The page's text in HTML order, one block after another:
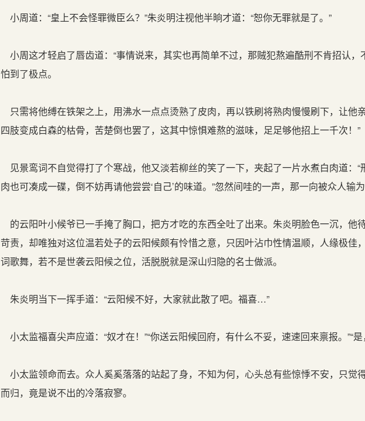
小周道：“皇上不会怪罪微臣么？”朱炎明注视他半晌才道：“恕你无罪就是了。”
小周这才轻启了唇齿道：“事情说来，其实也再简单不过，那贼犯熬遍酷刑不肯招认，
怕到了极点。
只需将他缚在铁架之上，用沸水一点点烫熟了皮肉，再以铁刷将熟肉慢慢刷下，让他
四肢变成白森的枯骨，苦楚倒也罢了，这其中惊惧难熬的滋味，足足够他招上一千次！”
见景鸾词不自觉得打了个寒战，他又淡若柳丝的笑了一下，夹起了一片水煮白肉道：“
肉也可凑成一碟，倒不妨再请他尝尝‘自己’的味道。”忽然间哇的一声，那一向被众人输
的云阳叶小候爷已一手掩了胸口，把方才吃的东西全吐了出来。朱炎明脸色一沉，他
苛责，却唯独对这位温若处子的云阳候颇有怜惜之意，只因叶沾巾性情温顺，人缘极佳
词歌舞，若不是世袭云阳候之位，活脱脱就是深山归隐的名士做派。
朱炎明当下一挥手道：“云阳候不好，大家就此散了吧。福喜…”
小太监福喜尖声应道：“奴才在！”“你送云阳候回府，有什么不妥，速速回来禀报。”“是
小太监领命而去。众人奚奚落落的站起了身，不知为何，心头总有些惊悸不安，只觉
而归，竟是说不出的冷落寂寥。